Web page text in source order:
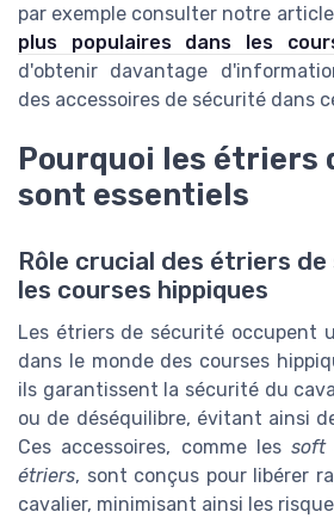
par exemple consulter notre
plus populaires dans les
d'obtenir davantage
des accessoires de sécurité dans
Pourquoi les étriers
sont essentiels
Rôle crucial des étriers
les courses hippiques
Les étriers de sécurité occupent
dans le monde des courses
ils garantissent la sécurité du
ou de déséquilibre, évitant ainsi
Ces accessoires, comme lessoft
étriers, sont conçus pour libérer
cavalier, minimisant ainsi les